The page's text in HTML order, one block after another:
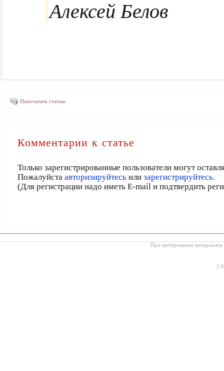
Алексей Белов
Напечатать статью
Комментарии к статье
Только зарегистрированные пользователи могут
Пожалуйста авторизируйтесьили зарегистрируйтесь.
(Для регистрации надо иметь E-mail и подтвердить
При цитировании материалов
[